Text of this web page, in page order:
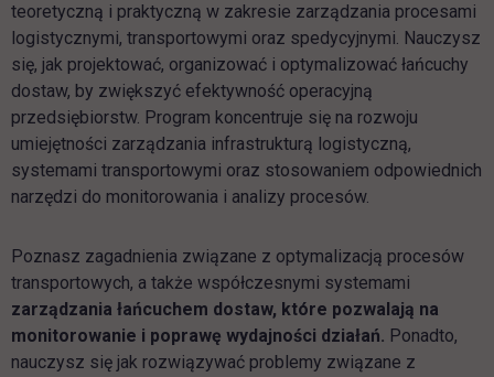
teoretyczną i praktyczną w zakresie zarządzania procesami
logistycznymi, transportowymi oraz spedycyjnymi. Nauczysz
się, jak projektować, organizować i optymalizować łańcuchy
dostaw, by zwiększyć efektywność operacyjną
przedsiębiorstw. Program koncentruje się na rozwoju
umiejętności zarządzania infrastrukturą logistyczną,
systemami transportowymi oraz stosowaniem odpowiednich
narzędzi do monitorowania i analizy procesów.
Poznasz zagadnienia związane z optymalizacją procesów
transportowych, a także współczesnymi systemami
zarządzania łańcuchem dostaw, które pozwalają na
monitorowanie i poprawę wydajności działań. Ponadto,
nauczysz się jak rozwiązywać problemy związane z